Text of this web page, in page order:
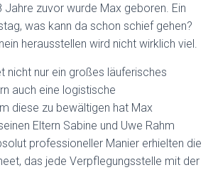
Jahre zuvor wurde Max geboren. Ein
was kann da schon schief gehen?
herausstellen wird nicht wirklich viel.
nicht nur ein großes läuferisches
auch eine logistische
diese zu bewältigen hat Max
Eltern Sabine und Uwe Rahm
professioneller Manier erhielten die
das jede Verpflegungsstelle mit der